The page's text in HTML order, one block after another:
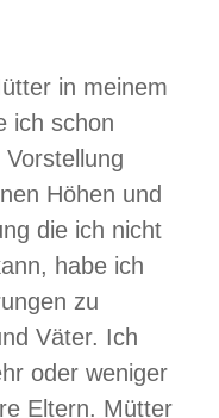
in meinem
ich schon
Höhen und
die ich nicht
habe ich
zu
Väter. Ich
oder weniger
Eltern. Mütter